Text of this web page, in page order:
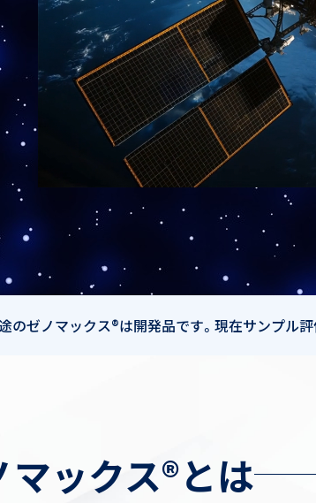
のゼノマックス®は開発品です。現在サンプル評
マックス®とは